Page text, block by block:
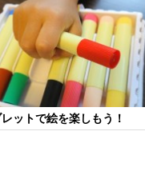
ットで絵を楽しもう！